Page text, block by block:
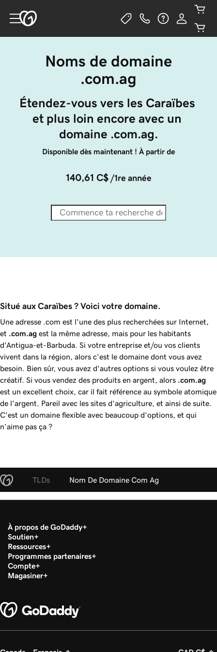
Noms de domaine
.com.ag
Étendez-vous vers les Caraïbes
et plus loin encore avec un
domaine .com.ag.
Disponible dès maintenant ! À partir de
140,61 C$ /1re année
Situé aux Caraïbes ? Voici votre domaine.
Une adresse .com est l'une des plus recherchées sur Internet,
et .com.ag est la même adresse, mais pour les habitants
d'Antigua-et-Barbuda. Si votre entreprise et/ou vos clients
vivent dans la région, alors c'est le domaine dont vous avez
besoin. Bien sûr, vous avez d'autres options si vous voulez être
créatif. Si vous vendez des produits en argent, alors .com.ag
est un excellent choix, car il fait référence au symbole atomique
de l'argent. Pareil avec les sites d'agriculture, et ainsi de suite.
C'est un domaine flexible avec beaucoup d'options, et qui
n'aime pas ça ?
TLDs Nom De Domaine Com Ag
À propos de GoDaddy
Soutien
Ressources
Programmes partenaires
Compte
Magasiner